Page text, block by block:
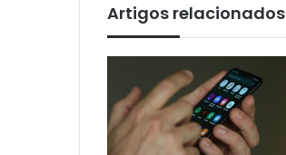
Artigos relacionados